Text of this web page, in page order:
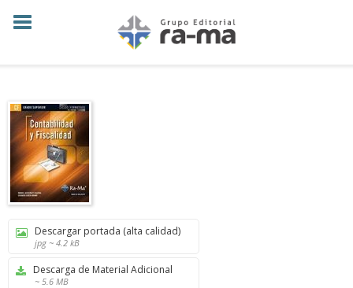
Descargar portada (alta calidad)
jpg ~ 4.2 kB
Descarga de Material Adicional
~ 5.6 MB